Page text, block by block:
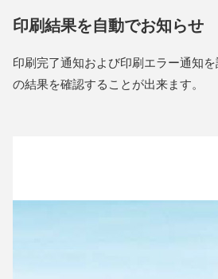
印刷結果を自動でお知らせ
印刷完了通知および印刷エラー通知
の結果を確認することが出来ます。